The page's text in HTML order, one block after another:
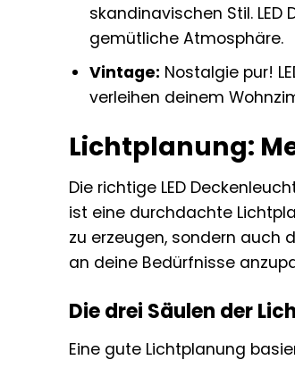
skandinavischen Stil.
gemütliche Atmosphäre.
Vintage: Nostalgie pur!
verleihen deinem
Lichtplanung:
Die richtige LED
ist eine durchdachte
zu erzeugen, sondern auch
an deine Bedürfnisse
Die drei Säulen der
Eine gute Lichtplanung